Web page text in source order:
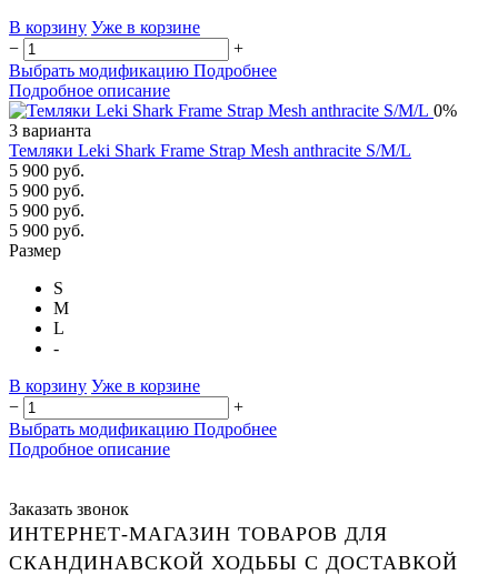
В корзину Уже в корзине
−
+
Выбрать модификацию Подробнее
Подробное описание
0%
3 варианта
Темляки Leki Shark Frame Strap Mesh anthracite S/M/L
5 900 руб.
5 900 руб.
5 900 руб.
5 900 руб.
Размер
S
M
L
-
В корзину Уже в корзине
−
+
Выбрать модификацию Подробнее
Подробное описание
Заказать звонок
ИНТЕРНЕТ-МАГАЗИН ТОВАРОВ ДЛЯ
СКАНДИНАВСКОЙ ХОДЬБЫ С ДОСТАВКОЙ